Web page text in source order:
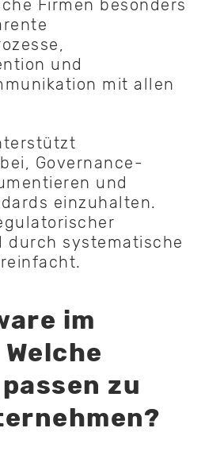
Firmen besonders
und
mit allen
Governance-
und
einzuhalten.
durch systematische
im
zu